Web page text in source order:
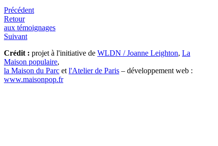
Précédent
Retour
aux témoignages
Suivant
Crédit : projet à l'initiative de WLDN / Joanne Leighton, La
Maison populaire,
la Maison du Parc et l'Atelier de Paris – développement web :
www.maisonpop.fr